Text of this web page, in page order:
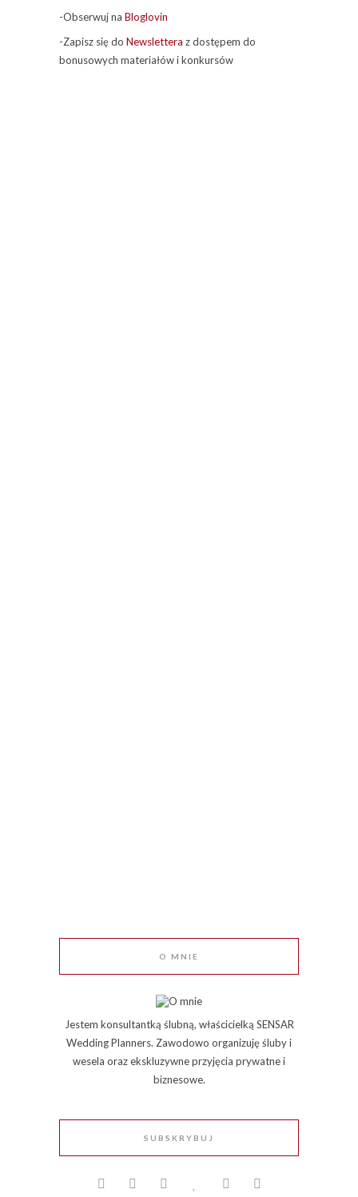
-Obserwuj na Bloglovin
-Zapisz się do Newslettera z dostępem do
bonusowych materiałów i konkursów
O MNIE
Jestem konsultantką ślubną, właścicielką SENSAR
Wedding Planners. Zawodowo organizuję śluby i
wesela oraz ekskluzywne przyjęcia prywatne i
biznesowe.
SUBSKRYBUJ